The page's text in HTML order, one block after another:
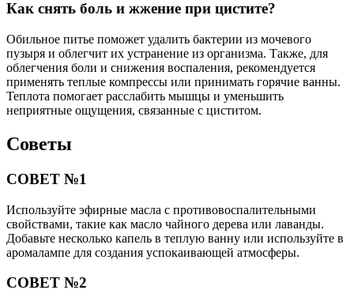
Как снять боль и жжение при цистите?
Обильное питье поможет удалить бактерии из мочевого
пузыря и облегчит их устранение из организма. Также, для
облегчения боли и снижения воспаления, рекомендуется
применять теплые компрессы или принимать горячие ванны.
Теплота помогает расслабить мышцы и уменьшить
неприятные ощущения, связанные с циститом.
Советы
СОВЕТ №1
Используйте эфирные масла с противовоспалительными
свойствами, такие как масло чайного дерева или лаванды.
Добавьте несколько капель в теплую ванну или используйте в
аромалампе для создания успокаивающей атмосферы.
СОВЕТ №2